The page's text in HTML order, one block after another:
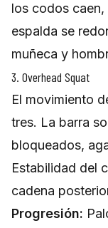
los codos caen,
espalda se
muñeca y
3. Overhead Squat
El movimiento
tres. La barra
bloqueados,
Estabilidad del
cadena
Progresión: